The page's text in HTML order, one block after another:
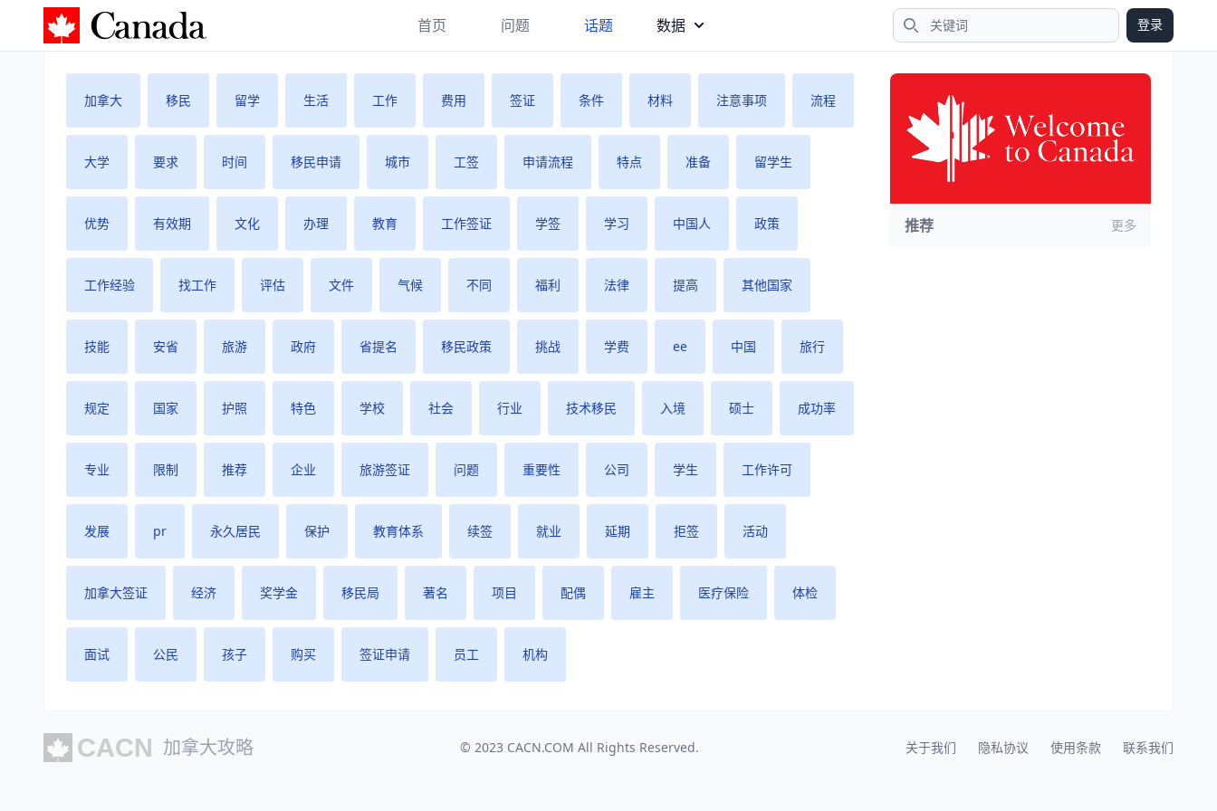
加拿大攻略 搜索
登录
首页 问题 话题 数据
加拿大 移民 留学 生活 工作 费用 签证 条件 材料 注意事项 流程
大学 要求 时间 移民申请 城市 工签 申请流程 特点 准备 留学生
优势 有效期 文化 办理 教育 工作签证 学签 学习 中国人 政策
工作经验 找工作 评估 文件 气候 不同 福利 法律 提高 其他国家
技能 安省 旅游 政府 省提名 移民政策 挑战 学费 ee 中国 旅行
规定 国家 护照 特色 学校 社会 行业 技术移民 入境 硕士 成功率
专业 限制 推荐 企业 旅游签证 问题 重要性 公司 学生 工作许可
发展 pr 永久居民 保护 教育体系 续签 就业 延期 拒签 活动
加拿大签证 经济 奖学金 移民局 著名 项目 配偶 雇主 医疗保险 体检
面试 公民 孩子 购买 签证申请 员工 机构
推荐 更多
加拿大攻略 关于我们 隐私协议 使用条款 联系我们
© 2023 CACN.COM All Rights Reserved.